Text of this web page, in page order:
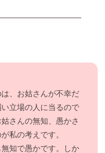
、お姑さんが不幸だ
立場の人に当るので
さんの無知、愚かさ
私の考えです。
知で愚かです。しか